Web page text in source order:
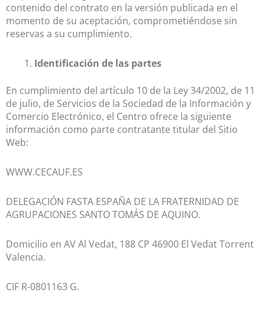
contenido del contrato en la versión publicada en el
momento de su aceptación, comprometiéndose sin
reservas a su cumplimiento.
Identificación de las partes
En cumplimiento del artículo 10 de la Ley 34/2002, de 11
de julio, de Servicios de la Sociedad de la Información y
Comercio Electrónico, el Centro ofrece la siguiente
información como parte contratante titular del Sitio
Web:
WWW.CECAUF.ES
DELEGACIÓN FASTA ESPAÑA DE LA FRATERNIDAD DE
AGRUPACIONES SANTO TOMÁS DE AQUINO.
Domicilio en AV Al Vedat, 188 CP 46900 El Vedat Torrent
Valencia.
CIF R-0801163 G.